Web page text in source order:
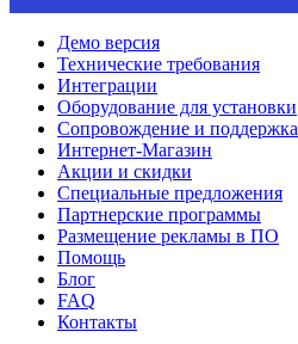
Демо версия
Технические требования
Интеграции
Оборудование для установки
Сопровождение и поддержка
Интернет-Магазин
Акции и скидки
Специальные предложения
Партнерские программы
Размещение рекламы в ПО
Помощь
Блог
FAQ
Контакты